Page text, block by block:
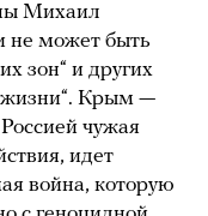
Михаил
не может быть
зон“ и других
жизни“. Крым —
чужая
идет
война, которую